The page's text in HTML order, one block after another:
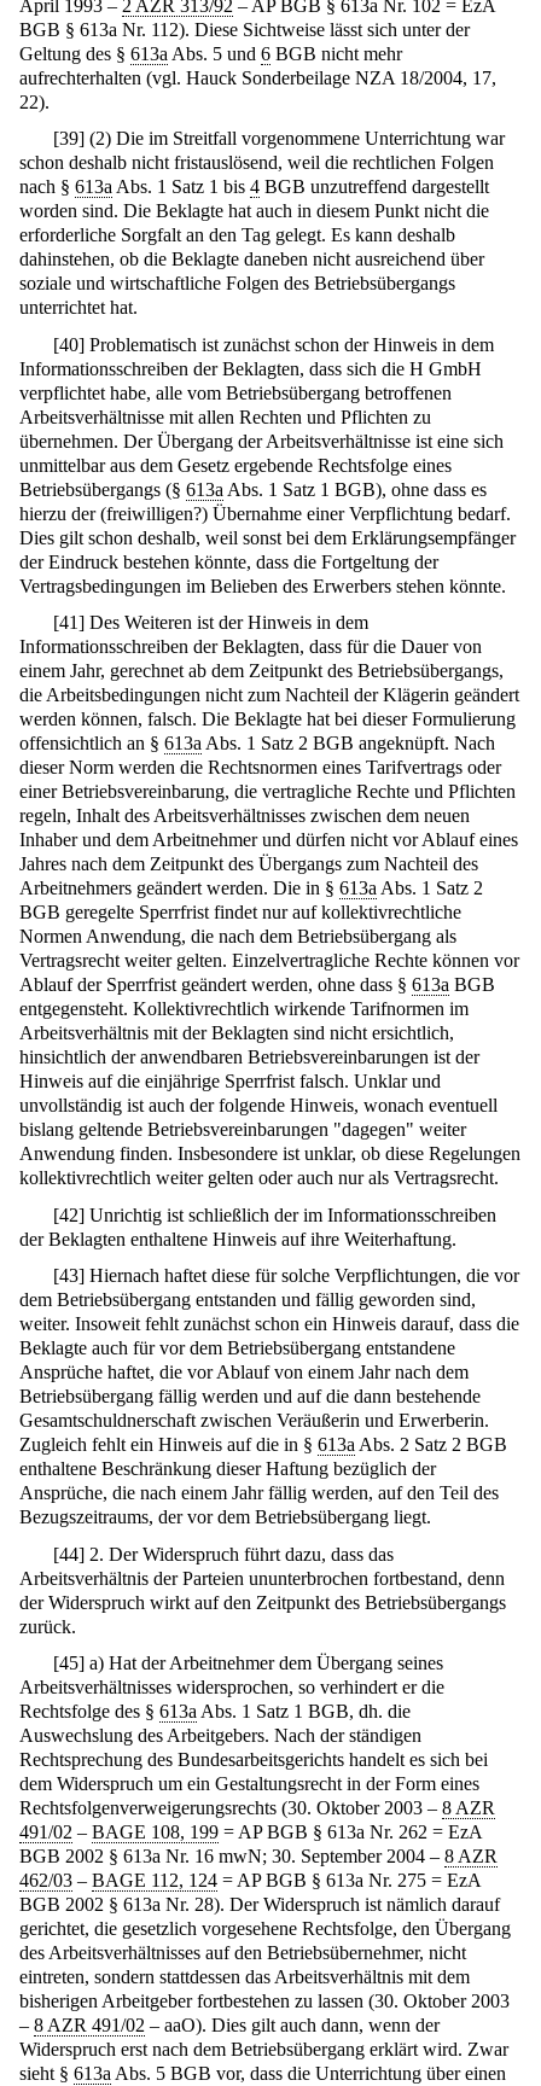
April 1993 – 2 AZR 313/92 – AP BGB § 613a Nr. 102 = EzA
BGB § 613a Nr. 112). Diese Sichtweise lässt sich unter der
Geltung des § 613a Abs. 5 und 6 BGB nicht mehr
aufrechterhalten (vgl. Hauck Sonderbeilage NZA 18/2004, 17,
22).
[39] (2) Die im Streitfall vorgenommene Unterrichtung war
schon deshalb nicht fristauslösend, weil die rechtlichen Folgen
nach § 613a Abs. 1 Satz 1 bis 4 BGB unzutreffend dargestellt
worden sind. Die Beklagte hat auch in diesem Punkt nicht die
erforderliche Sorgfalt an den Tag gelegt. Es kann deshalb
dahinstehen, ob die Beklagte daneben nicht ausreichend über
soziale und wirtschaftliche Folgen des Betriebsübergangs
unterrichtet hat.
[40] Problematisch ist zunächst schon der Hinweis in dem
Informationsschreiben der Beklagten, dass sich die H GmbH
verpflichtet habe, alle vom Betriebsübergang betroffenen
Arbeitsverhältnisse mit allen Rechten und Pflichten zu
übernehmen. Der Übergang der Arbeitsverhältnisse ist eine sich
unmittelbar aus dem Gesetz ergebende Rechtsfolge eines
Betriebsübergangs (§ 613a Abs. 1 Satz 1 BGB), ohne dass es
hierzu der (freiwilligen?) Übernahme einer Verpflichtung bedarf.
Dies gilt schon deshalb, weil sonst bei dem Erklärungsempfänger
der Eindruck bestehen könnte, dass die Fortgeltung der
Vertragsbedingungen im Belieben des Erwerbers stehen könnte.
[41] Des Weiteren ist der Hinweis in dem
Informationsschreiben der Beklagten, dass für die Dauer von
einem Jahr, gerechnet ab dem Zeitpunkt des Betriebsübergangs,
die Arbeitsbedingungen nicht zum Nachteil der Klägerin geändert
werden können, falsch. Die Beklagte hat bei dieser Formulierung
offensichtlich an § 613a Abs. 1 Satz 2 BGB angeknüpft. Nach
dieser Norm werden die Rechtsnormen eines Tarifvertrags oder
einer Betriebsvereinbarung, die vertragliche Rechte und Pflichten
regeln, Inhalt des Arbeitsverhältnisses zwischen dem neuen
Inhaber und dem Arbeitnehmer und dürfen nicht vor Ablauf eines
Jahres nach dem Zeitpunkt des Übergangs zum Nachteil des
Arbeitnehmers geändert werden. Die in § 613a Abs. 1 Satz 2
BGB geregelte Sperrfrist findet nur auf kollektivrechtliche
Normen Anwendung, die nach dem Betriebsübergang als
Vertragsrecht weiter gelten. Einzelvertragliche Rechte können vor
Ablauf der Sperrfrist geändert werden, ohne dass § 613a BGB
entgegensteht. Kollektivrechtlich wirkende Tarifnormen im
Arbeitsverhältnis mit der Beklagten sind nicht ersichtlich,
hinsichtlich der anwendbaren Betriebsvereinbarungen ist der
Hinweis auf die einjährige Sperrfrist falsch. Unklar und
unvollständig ist auch der folgende Hinweis, wonach eventuell
bislang geltende Betriebsvereinbarungen "dagegen" weiter
Anwendung finden. Insbesondere ist unklar, ob diese Regelungen
kollektivrechtlich weiter gelten oder auch nur als Vertragsrecht.
[42] Unrichtig ist schließlich der im Informationsschreiben
der Beklagten enthaltene Hinweis auf ihre Weiterhaftung.
[43] Hiernach haftet diese für solche Verpflichtungen, die vor
dem Betriebsübergang entstanden und fällig geworden sind,
weiter. Insoweit fehlt zunächst schon ein Hinweis darauf, dass die
Beklagte auch für vor dem Betriebsübergang entstandene
Ansprüche haftet, die vor Ablauf von einem Jahr nach dem
Betriebsübergang fällig werden und auf die dann bestehende
Gesamtschuldnerschaft zwischen Veräußerin und Erwerberin.
Zugleich fehlt ein Hinweis auf die in § 613a Abs. 2 Satz 2 BGB
enthaltene Beschränkung dieser Haftung bezüglich der
Ansprüche, die nach einem Jahr fällig werden, auf den Teil des
Bezugszeitraums, der vor dem Betriebsübergang liegt.
[44] 2. Der Widerspruch führt dazu, dass das
Arbeitsverhältnis der Parteien ununterbrochen fortbestand, denn
der Widerspruch wirkt auf den Zeitpunkt des Betriebsübergangs
zurück.
[45] a) Hat der Arbeitnehmer dem Übergang seines
Arbeitsverhältnisses widersprochen, so verhindert er die
Rechtsfolge des § 613aAbs. 1 Satz 1 BGB, dh. die
Auswechslung des Arbeitgebers. Nach der ständigen
Rechtsprechung des Bundesarbeitsgerichts handelt es sich bei
dem Widerspruch um ein Gestaltungsrecht in der Form eines
Rechtsfolgenverweigerungsrechts (30. Oktober 2003 – 8 AZR
491/02 – BAGE 108, 199 = AP BGB § 613a Nr. 262 = EzA
BGB 2002 § 613a Nr. 16 mwN; 30. September 2004 – 8 AZR
462/03 – BAGE 112, 124 = AP BGB § 613a Nr. 275 = EzA
BGB 2002 § 613a Nr. 28). Der Widerspruch ist nämlich darauf
gerichtet, die gesetzlich vorgesehene Rechtsfolge, den Übergang
des Arbeitsverhältnisses auf den Betriebsübernehmer, nicht
eintreten, sondern stattdessen das Arbeitsverhältnis mit dem
bisherigen Arbeitgeber fortbestehen zu lassen (30. Oktober 2003
– 8 AZR 491/02 – aaO). Dies gilt auch dann, wenn der
Widerspruch erst nach dem Betriebsübergang erklärt wird. Zwar
sieht § 613aAbs. 5 BGB vor, dass die Unterrichtung über einen